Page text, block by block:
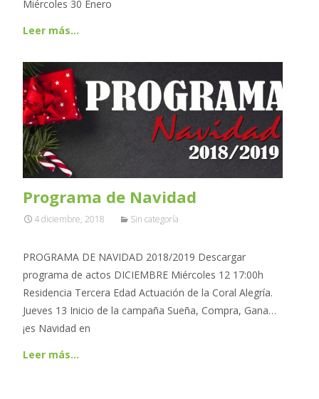
Miércoles 30 Enero
Leer más…
Programa de Navidad
4 diciembre, 2018 Sin categoría
PROGRAMA DE NAVIDAD 2018/2019 Descargar
programa de actos DICIEMBRE Miércoles 12 17:00h
Residencia Tercera Edad Actuación de la Coral Alegría.
Jueves 13 Inicio de la campaña Sueña, Compra, Gana…
¡es Navidad en
Leer más…